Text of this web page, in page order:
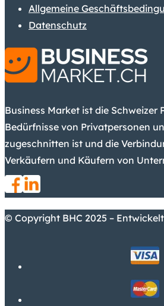
Allgemeine
Datenschutz
Business Market ist die Schweizer
Bedürfnisse von Privatpersonen
zugeschnitten ist und die
Verkäufern und Käufern von
© Copyright BHC 2025 –